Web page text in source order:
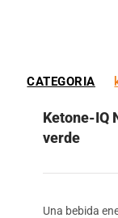
CATEGORIA
Ketone-IQ
verde
Una bebida